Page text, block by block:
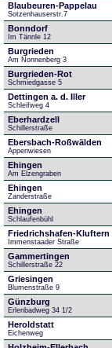
Blaubeuren-Pappelau
Sotzenhauserstr.7
Bonndorf
Im Tännle 12
Burgrieden
Am Nonnenberg 3
Burgrieden-Rot
Schmiedgasse 5
Dettingen a. d. Iller
Schleifweg 4
Eberhardzell
Schillerstraße
Ebersbach-Roßwälden
Appenwiesen
Ehingen
Am Elzengraben
Ehingen
Zanderstraße
Ehingen
Schlaufenbühl
Friedrichshafen-Kluftern
Immenstaader Straße
Gammertingen
Schillerstraße 22
Griesingen
Blumenstraße 9
Günzburg
Erlenbadweg 34 1/2
Heroldstatt
Eichenweg